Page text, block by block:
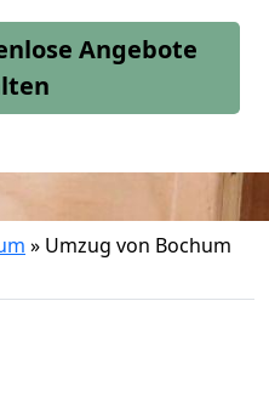
Angebote
» Umzug von Bochum